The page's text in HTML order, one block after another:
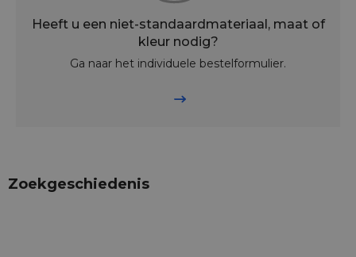
Heeft u een niet-standaardmateriaal, maat of
kleur nodig?
Ga naar het individuele bestelformulier.
Zoekgeschiedenis